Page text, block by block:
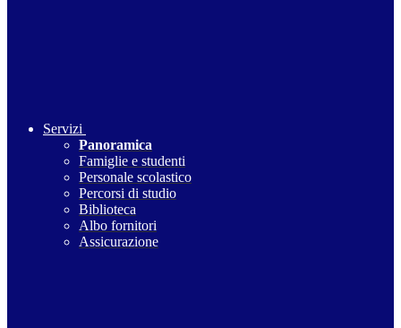
Servizi
Panoramica
Famiglie e studenti
Personale scolastico
Percorsi di studio
Biblioteca
Albo fornitori
Assicurazione